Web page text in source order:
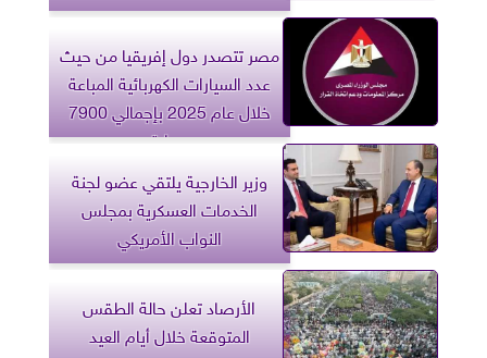
مصر تتصدر دول إفريقيا من حيث
عدد السيارات الكهربائية المباعة
خلال عام 2025 بإجمالي 7900
سيارة
وزير الخارجية يلتقي عضو لجنة
الخدمات العسكرية بمجلس
النواب الأمريكي
الأرصاد تعلن حالة الطقس
المتوقعة خلال أيام العيد